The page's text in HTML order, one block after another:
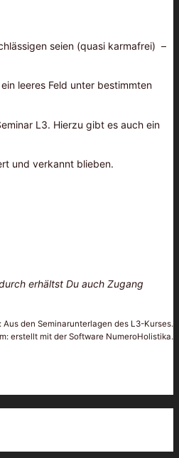
seien (quasi karmafrei) –
leeres Feld unter bestimmten
L3. Hierzu gibt es auch ein
und verkannt blieben.
erhältst Du auch Zugang
Aus den Seminarunterlagen des L3-Kurses.
erstellt mit der Software NumeroHolistika.